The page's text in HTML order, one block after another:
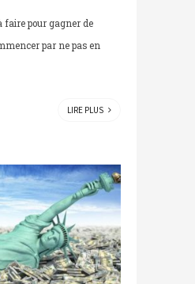
faire pour gagner de
par ne pas en
LIRE PLUS